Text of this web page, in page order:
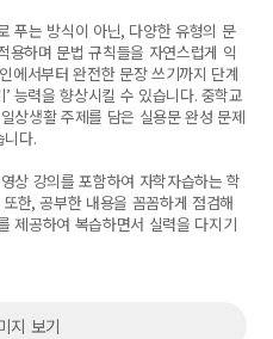
푸는 방식이 아닌, 다양한 유형의 문
용하며 문법 규칙들을 자연스럽게 익
에서부터 완전한 문장 쓰기까지 단계
’ 능력을 향상시킬 수 있습니다. 중학교
상생활 주제를 담은 실용문 완성 문제
니다.
상 강의를 포함하여 자학자습하는 학
또한,공부한 내용을 꼼꼼하게 점검해
제공하여 복습하면서 실력을 다지기
지 보기